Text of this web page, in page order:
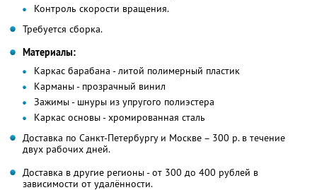
Контроль скорости вращения.
Требуется сборка.
Материалы:
Каркас барабана - литой полимерный пластик
Карманы - прозрачный винил
Зажимы - шнуры из упругого полиэстера
Каркас основы - хромированная сталь
Доставка по Санкт-Петербургу и Москве – 300 р. в течение
двух рабочих дней.
Доставка в другие регионы - от 300 до 400 рублей в
зависимости от удалённости.